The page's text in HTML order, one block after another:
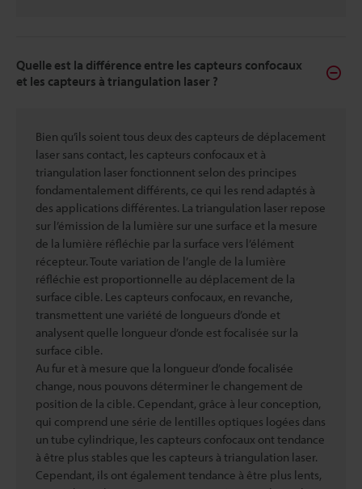
Quelle est la différence entre les capteurs confocaux
et les capteurs à triangulation laser ?
Bien qu’ils soient tous deux des capteurs de déplacement
laser sans contact, les capteurs confocaux et à
triangulation laser fonctionnent selon des principes
fondamentalement différents, ce qui les rend adaptés à
des applications différentes. La triangulation laser repose
sur l’émission de la lumière sur une surface et la mesure
de la lumière réfléchie par la surface vers l’élément
récepteur. Toute variation de l’angle de la lumière
réfléchie est proportionnelle au déplacement de la
surface cible. Les capteurs confocaux, en revanche,
transmettent une variété de longueurs d’onde et
analysent quelle longueur d’onde est focalisée sur la
surface cible.
Au fur et à mesure que la longueur d’onde focalisée
change, nous pouvons déterminer le changement de
position de la cible. Cependant, grâce à leur conception,
qui comprend une série de lentilles optiques logées dans
un tube cylindrique, les capteurs confocaux ont tendance
à être plus stables que les capteurs à triangulation laser.
Cependant, ils ont également tendance à être plus lents,